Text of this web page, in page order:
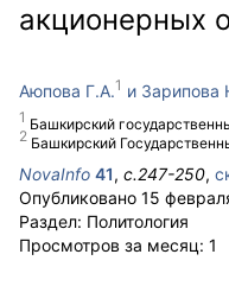
акционерных
Аюпова Г.А.
Башкирский
Зарипова
Башкирский
NovaInfo 41, с.247-250,
Опубликовано 15
Раздел: Политология
Просмотров за месяц: 1